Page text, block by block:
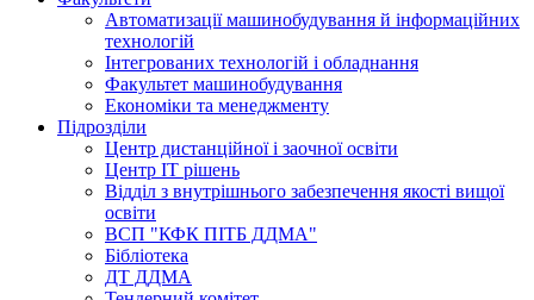
Автоматизації машинобудування й інформаційних
технологій
Інтегрованих технологій і обладнання
Факультет машинобудування
Економіки та менеджменту
Підрозділи
Центр дистанційної і заочної освіти
Центр ІТ рішень
Відділ з внутрішнього забезпечення якості вищої
освіти
ВСП "КФК ПІТБ ДДМА"
Бібліотека
ДТ ДДМА